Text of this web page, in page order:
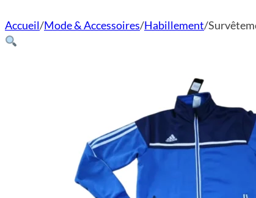
Accueil/Mode & Accessoires/Habillement/